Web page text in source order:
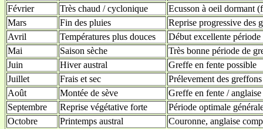
Février
Très chaud / cyclonique
Ecusson à oeil dormant
Mars
Fin des pluies
Reprise progressive des
Avril
Températures plus douces
Début excellente
Mai
Saison sèche
Très bonne période de
Juin
Hiver austral
Greffe en fente possible
Juillet
Frais et sec
Prélevement des greffons
Août
Montée de sève
Greffe en fente / anglaise
Septembre
Reprise végétative forte
Période optimale
Octobre
Printemps austral
Couronne, anglaise